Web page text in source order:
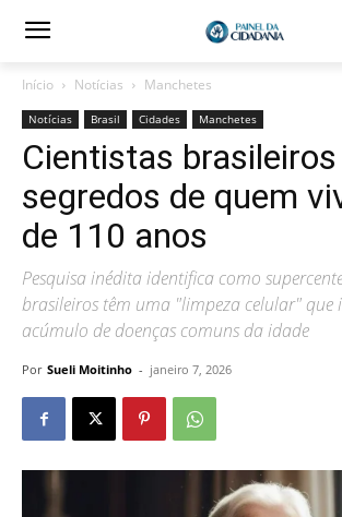
Início Notícias Manchetes
Notícias Brasil Cidades Manchetes
Cientistas
segredos de quem
de 110 anos
Pesquisa inédita identifica como
brasileiros têm uma "limpeza celular" que
acúmulo de doenças comuns da idade
Por Sueli Moitinho - janeiro 7, 2026